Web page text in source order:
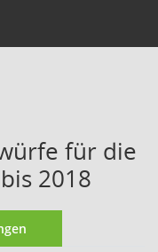
für die
2018